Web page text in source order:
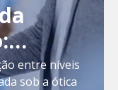
entre níveis
sob a ótica